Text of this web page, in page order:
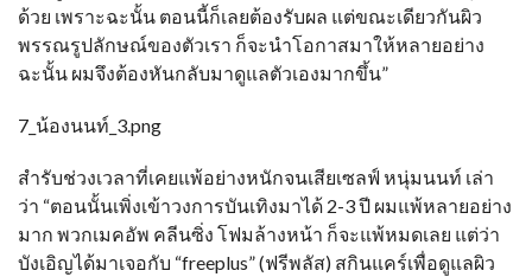
ด้วย เพราะฉะนั้น ตอนนี้ก็เลยต้องรับผล แต่ขณะเดียวกันผิว
พรรณรูปลักษณ์ของตัวเรา ก็จะนำโอกาสมาให้หลายอย่าง
ฉะนั้น ผมจึงต้องหันกลับมาดูแลตัวเองมากขึ้น”
7_น้องนนท์_3.png
สำรับช่วงเวลาที่เคยแพ้อย่างหนักจนเสียเซลฟ์ หนุ่มนนท์ เล่า
ว่า “ตอนนั้นเพิ่งเข้าวงการบันเทิงมาได้ 2-3 ปี ผมแพ้หลายอย่าง
มาก พวกเมคอัพ คลีนซิ่ง โฟมล้างหน้า ก็จะแพ้หมดเลย แต่ว่า
บังเอิญได้มาเจอกับ “freeplus” (ฟรีพลัส) สกินแคร์เพื่อดูแลผิว